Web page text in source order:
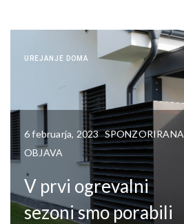
UREJANJE DOMA
6 februarja, 2023 SPONZORIRANA
OBJAVA
V prvi ogrevalni
sezoni smo porabili